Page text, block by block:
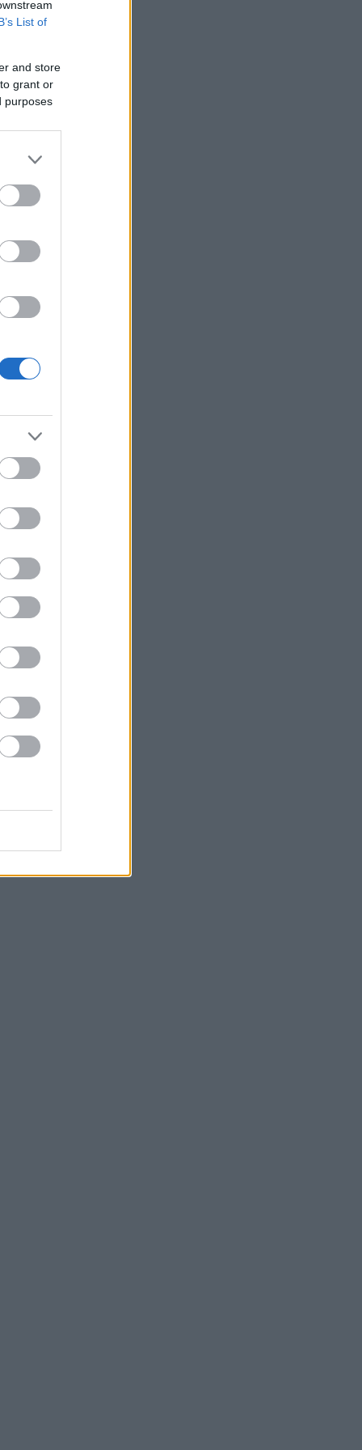
List of
and store
grant or
purposes
Υεμένη: Επίθεση των Χούθι σε
Fars: Το Ιράν εξετάζει νομοσχέδιο για
απαγόρευση διέλευσης πλοίων από
ΗΠΑ και Ισραήλ από το Ορμούζ
Επένδυση 6,3 δισ. δολαρίων από ΗΑΕ
στην Ιαπωνία
Οπλισμένα τουρκικά F-16
πραγματοποίησαν 10 παραβάσεις και
Ο Ζελένσκι θα επισκεφθεί τη Σερβία
για πρώτη φορά από την έναρξη του
Ξεκινούν τα δοκιμαστικά δρομολόγια
της επέκτασης του Μετρό
Ο ΟΤΕ στους δείκτες FTSE4Good για
18η συνεχόμενη χρονιά
δολαρίων για τη DeepSeek
Βρεττού (Credia): Πιστωτική επέκταση
άνω των 1,3 δισ. ευρώ φέτος -
Επιταχύνει την ανάπτυξη, μεταθέτει
Στα πράσινα οι ευρωαγορές - Νέο
ενδοσυνεδριακό ρεκόρ για τον Stoxx
Πυρκαγιές: 325 αυτοψίες στις
πληγείσες περιοχές - 118 «κόκκινα»
Σε εξέλιξη πυρκαγιές σε Σκύρο και
ΑΔΜΗΕ: Διατηρεί την τεχνική ηγεσία